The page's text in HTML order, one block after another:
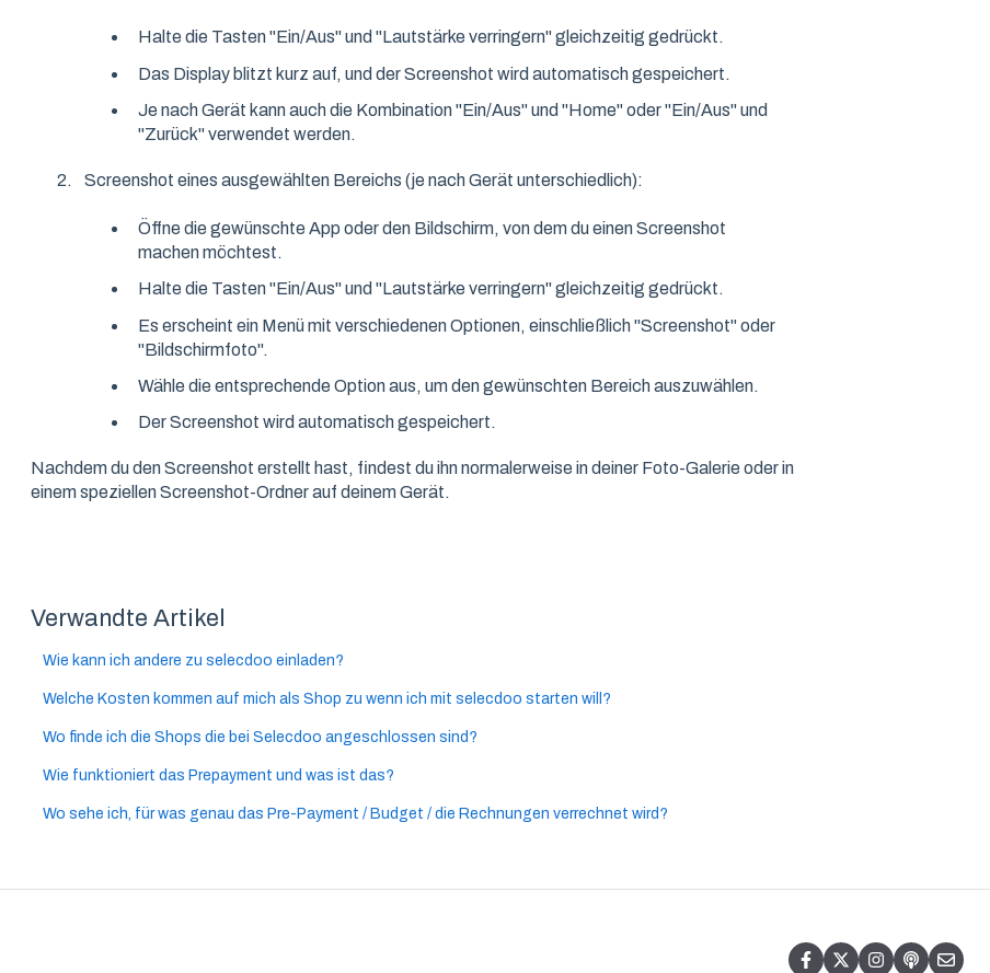
Halte die Tasten "Ein/Aus" und "Lautstärke verringern" gleichzeitig gedrückt.
Das Display blitzt kurz auf, und der Screenshot wird automatisch gespeichert.
Je nach Gerät kann auch die Kombination "Ein/Aus" und "Home" oder "Ein/Aus" und
"Zurück" verwendet werden.
Screenshot eines ausgewählten Bereichs (je nach Gerät unterschiedlich):
Öffne die gewünschte App oder den Bildschirm, von dem du einen Screenshot
machen möchtest.
Halte die Tasten "Ein/Aus" und "Lautstärke verringern" gleichzeitig gedrückt.
Es erscheint ein Menü mit verschiedenen Optionen, einschließlich "Screenshot" oder
"Bildschirmfoto".
Wähle die entsprechende Option aus, um den gewünschten Bereich auszuwählen.
Der Screenshot wird automatisch gespeichert.
Nachdem du den Screenshot erstellt hast, findest du ihn normalerweise in deiner Foto-Galerie oder in
einem speziellen Screenshot-Ordner auf deinem Gerät.
Verwandte Artikel
Wie kann ich andere zu selecdoo einladen?
Welche Kosten kommen auf mich als Shop zu wenn ich mit selecdoo starten will?
Wo finde ich die Shops die bei Selecdoo angeschlossen sind?
Wie funktioniert das Prepayment und was ist das?
Wo sehe ich, für was genau das Pre-Payment / Budget / die Rechnungen verrechnet wird?